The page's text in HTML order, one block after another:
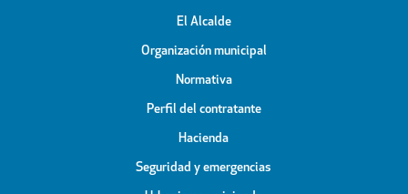
El Alcalde
Organización municipal
Normativa
Perfil del contratante
Hacienda
Seguridad y emergencias